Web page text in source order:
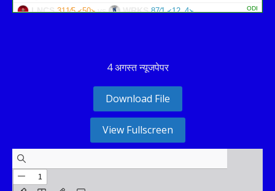
ODI
LNCS 311∕5 ᚜50᚛vs WRKS 87∕1 ᚜12｡4᚛
4 अगस्त न्यूजपेपर
Download File
View Fullscreen